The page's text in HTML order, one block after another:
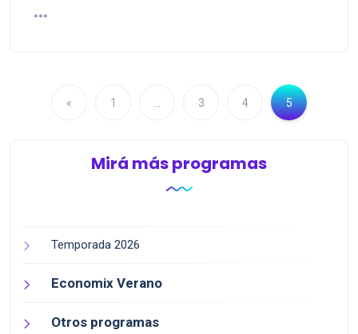
« 1 3 4 5
Mirá más programas
Temporada 2026
Economix Verano
Otros programas